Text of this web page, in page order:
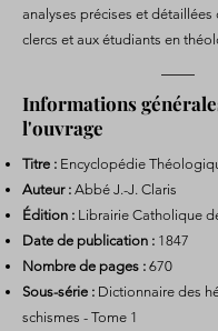
analyses précises et détaillées
clercs et aux étudiants en
Informations
l'ouvrage
Titre : Encyclopédie
Auteur : Abbé J.-J. Claris
Édition : Librairie Catholique
Date de publication : 1847
Nombre de pages : 670
Sous-série : Dictionnaire des
schismes - Tome 1